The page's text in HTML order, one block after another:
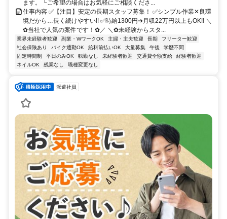
スタッフがいます！阪急orJRで川西まで通勤して、駅からは専用の送
迎バスなので、意外とらくちんです♪
ます。 └ご希望の場合はお気軽にご相談くださ...
仕事内容 ✅️【注目】安定の長期スタッフ募集！ ✅️シンプル作業✕良環
境だから…長く続けやすい!! ✅️時給1300円➔月収22万円以上もOK!! ＼
✿当社で人気の案件です！✿／ ＼✿未経験からスタ...
業界未経験者歓迎 副業・WワークOK 主婦・主夫歓迎 長期
フリーター歓迎
社会保険あり
バイク通勤OK 給料前払いOK 大量募集 午後
学歴不問
固定時間制
平日のみOK 転勤なし 未経験者歓迎 交通費全額支給
経験者歓迎
ネイルOK
残業なし 職種変更なし
派遣社員